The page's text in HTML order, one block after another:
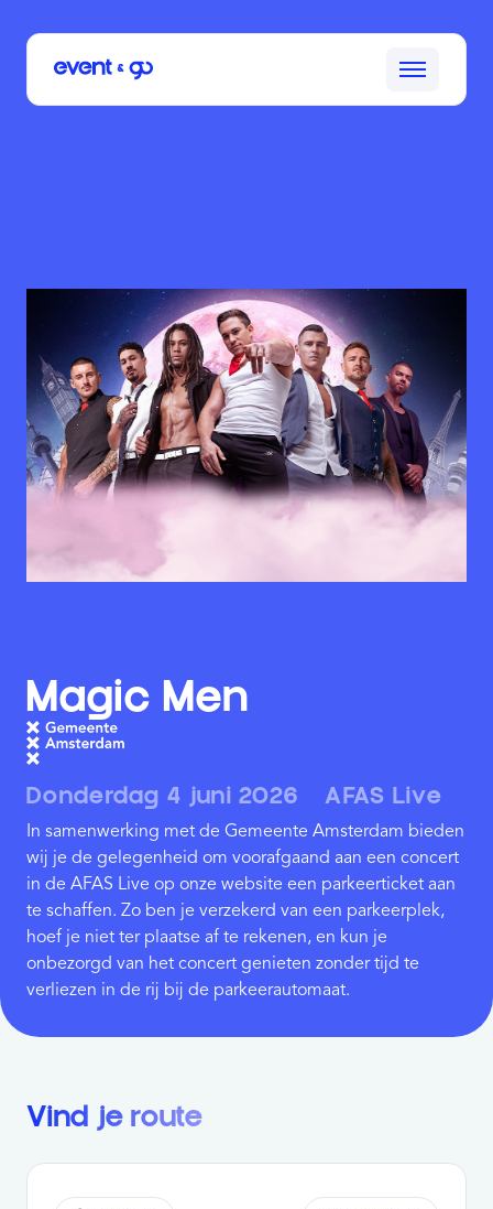
Magic Men
Donderdag 4 juni 2026 AFAS Live
In samenwerking met de Gemeente Amsterdam bieden
wij je de gelegenheid om voorafgaand aan een concert
in de AFAS Live op onze website een parkeerticket aan
te schaffen. Zo ben je verzekerd van een parkeerplek,
hoef je niet ter plaatse af te rekenen, en kun je
onbezorgd van het concert genieten zonder tijd te
verliezen in de rij bij de parkeerautomaat.
Vind je route